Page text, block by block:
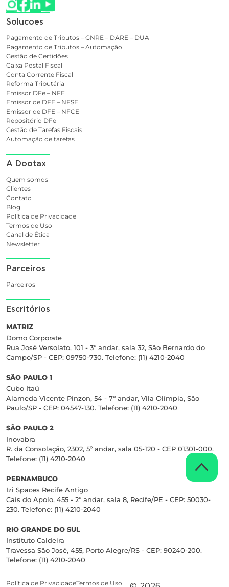
Solucoes
Pagamento de Tributos – GNRE – DARE – DUA
Pagamento de Tributos – Automação
Gestão de Certidões
Caixa Postal Fiscal
Conta Corrente Fiscal
Reforma Tributária
Emissor DFe – NFE
Emissor de DFE – NFSE
Emissor de DFE – NFCE
Repositório DFe
Gestão de Tarefas Fiscais
Automação de tarefas
A Dootax
Quem somos
Clientes
Contato
Blog
Política de Privacidade
Termos de Uso
Canal de Ética
Newsletter
Parceiros
Parceiros
Escritórios
MATRIZ
Domo Corporate
Rua José Versolato, 101 - 3º andar, sala 32, São Bernardo do
Campo/SP - CEP: 09750-730. Telefone: (11) 4210-2040
SÃO PAULO 1
Cubo Itaú
Alameda Vicente Pinzon, 54 - 7º andar, Vila Olímpia, São
Paulo/SP - CEP: 04547-130. Telefone: (11) 4210-2040
SÃO PAULO 2
Inovabra
R. da Consolação, 2302, 5º andar, sala 05-120 - CEP 01301-000.
Telefone: (11) 4210-2040
PERNAMBUCO
Izi Spaces Recife Antigo
Cais do Apolo, 455 - 2º andar, sala 8, Recife/PE - CEP: 50030-
230. Telefone: (11) 4210-2040
RIO GRANDE DO SUL
Instituto Caldeira
Travessa São José, 455, Porto Alegre/RS - CEP: 90240-200.
Telefone: (11) 4210-2040
Política de PrivacidadeTermos de Uso